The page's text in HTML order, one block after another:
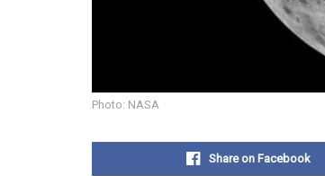
Photo: NASA
Share on Facebook